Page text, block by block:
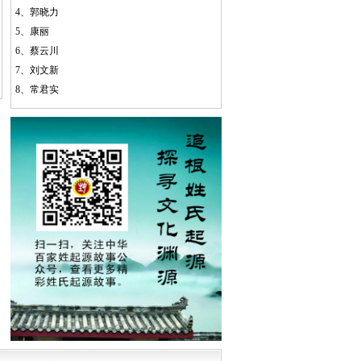
4、 郭晓力
5、 康丽
6、 蔡云川
7、 刘文新
8、 常君实